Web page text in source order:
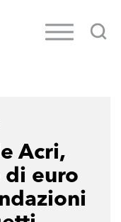
Acri,
euro